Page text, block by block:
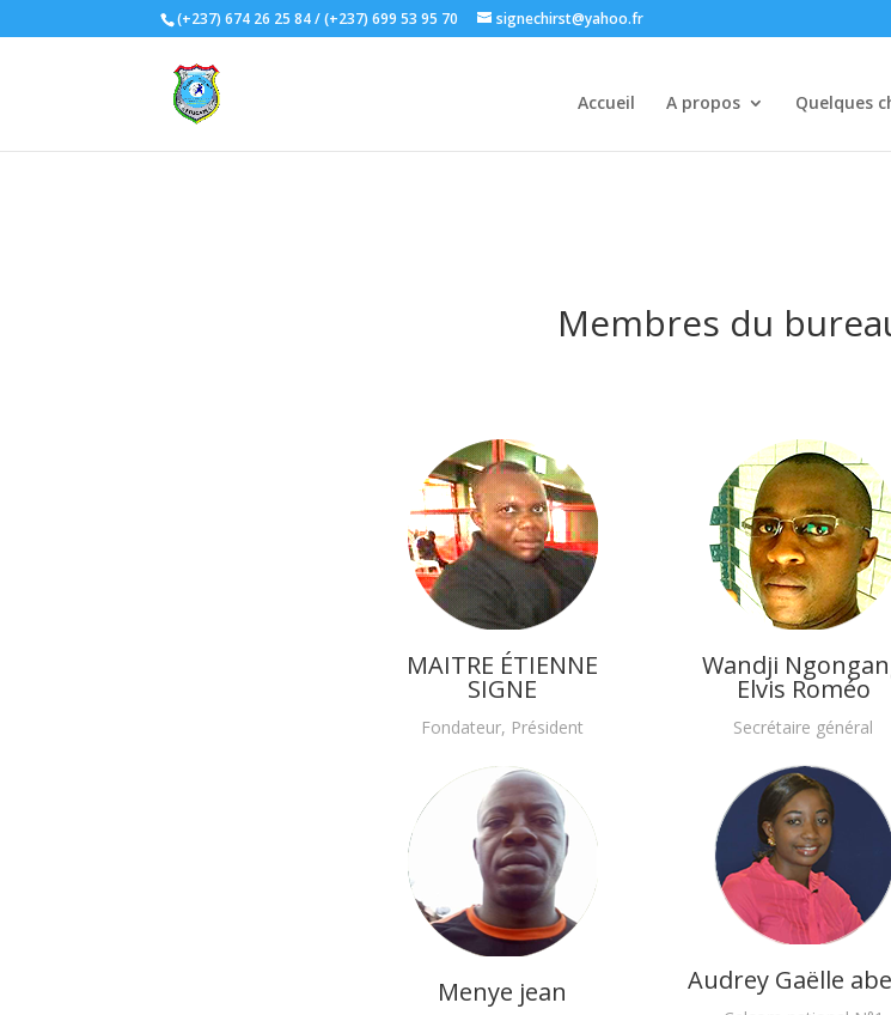
(+237) 674 26 25 84 / (+237) 699 53 95 70 signechirst@yahoo.fr
Accueil A propos Quelques
Membres du
MAITRE ÉTIENNE
SIGNE
Fondateur, Président
Menye jean
Wandji
Elvis Roméo
Secrétaire général
Audrey Gaëlle